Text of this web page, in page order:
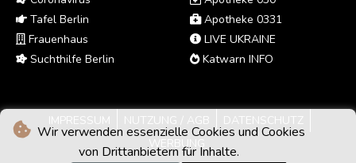
Wir verwenden essenzielle Cookies und Cookies
von Drittanbietern für Inhalte.
Tafel Berlin
Frauenhaus
Suchthilfe Berlin
Apotheke 0331
LIVE UKRAINE
Katwarn INFO
IMPRESSUM NUTZUNG / AGB
DATENSCHUTZ
WERBUNG